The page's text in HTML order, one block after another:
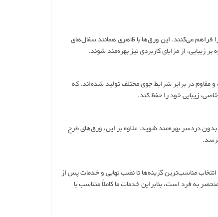
فراهم می‌کنند. این ورق‌ها با ظاهری همانند سفال‌های
زیبایی، از مزایای کاربردی نیز بهره‌مند شوند.
مقاوم در برابر شرایط جوی مختلف تولید شده‌اند، که
زیبایی خود را حفظ کند.
دردسر بهره‌مند شوید. علاوه بر این، ورق‌های طرح
انتخاب مناسب‌ترین گزینه‌ها تا نصب نهایی و خدمات پس از
به فرد است، بنابراین خدمات ما کاملاً متناسب با